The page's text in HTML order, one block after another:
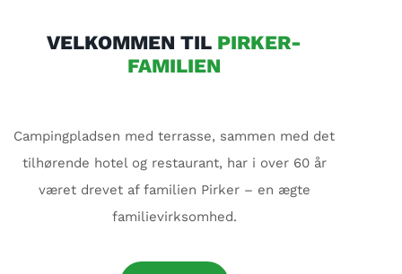
VELKOMMEN TIL PIRKER-
FAMILIEN
Campingpladsen med terrasse, sammen med det
tilhørende hotel og restaurant, har i over 60 år
været drevet af familien Pirker – en ægte
familievirksomhed.